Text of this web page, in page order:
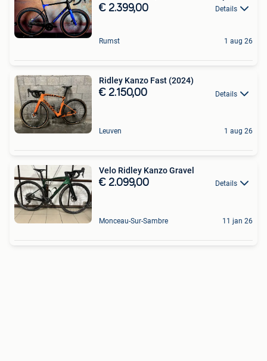
NIEUW
€ 2.399,00 Details
Rumst 1 aug 26
Ridley Kanzo Fast (2024)
€ 2.150,00 Details
Leuven 1 aug 26
Velo Ridley Kanzo Gravel
€ 2.099,00 Details
Monceau-Sur-Sambre 11 jan 26